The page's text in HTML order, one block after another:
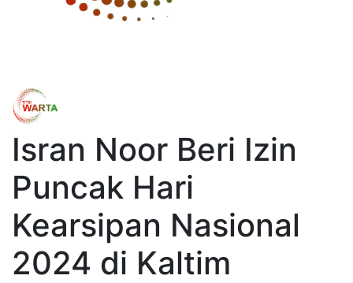
Isran Noor Beri Izin
Puncak Hari
Kearsipan Nasional
2024 di Kaltim